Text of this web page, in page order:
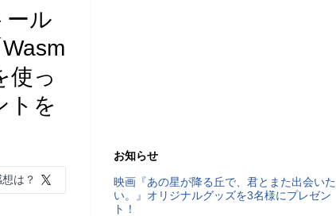
ール
使っ
トを
は？
お知らせ
映画『あの星が降る丘で、君とまた出会いた
い。』オリジナルグッズを3名様にプレゼン
ト！